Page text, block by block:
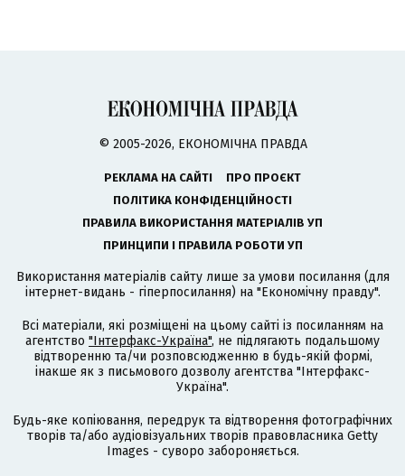
© 2005-2026, ЕКОНОМІЧНА ПРАВДА
РЕКЛАМА НА САЙТІ
ПРО ПРОЄКТ
ПОЛІТИКА КОНФІДЕНЦІЙНОСТІ
ПРАВИЛА ВИКОРИСТАННЯ МАТЕРІАЛІВ УП
ПРИНЦИПИ І ПРАВИЛА РОБОТИ УП
Використання матеріалів сайту лише за умови посилання (для
інтернет-видань - гіперпосилання) на "Економічну правду".
Всі матеріали, які розміщені на цьому сайті із посиланням на
агентство "Інтерфакс-Україна", не підлягають подальшому
відтворенню та/чи розповсюдженню в будь-якій формі,
інакше як з письмового дозволу агентства "Інтерфакс-
Україна".
Будь-яке копіювання, передрук та відтворення фотографічних
творів та/або аудіовізуальних творів правовласника Getty
Images - суворо забороняється.